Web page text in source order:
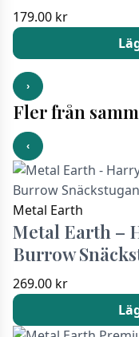
179.00 kr
›
Fler från
‹
Metal Earth
Metal Earth –
Burrow
269.00 kr